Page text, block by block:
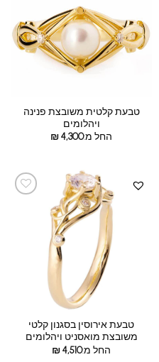
טבעת קלטית משובצת פנינה
ויהלומים
החל מ:
₪4,300
טבעת אירוסין בסגנון קלטי
משובצת מואסניט ויהלומים
החל מ:
₪4,510